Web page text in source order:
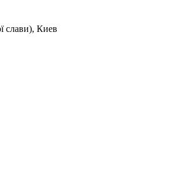
слави), Киев